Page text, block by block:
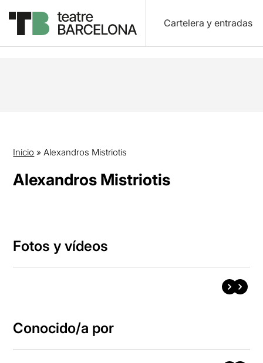
Cartelera y entradas
Inicio »Alexandros Mistriotis
Alexandros Mistriotis
Fotos y vídeos
Conocido/a por